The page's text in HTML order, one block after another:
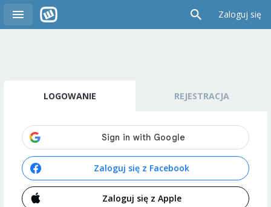
Zaloguj się
LOGOWANIE REJESTRACJA
Zaloguj się z Facebook
Zaloguj się z Apple